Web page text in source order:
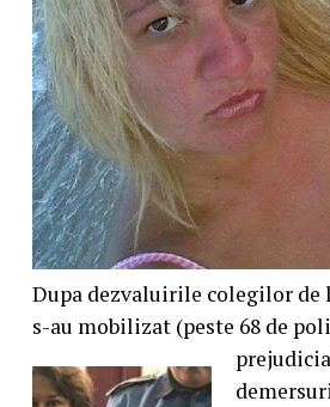
Dupa dezvaluirile colegilor de
s-au mobilizat (peste 68 de